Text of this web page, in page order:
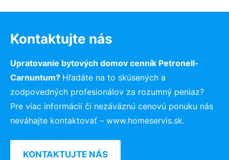
Kontaktujte nás
Upratovanie bytových domov cenník Petronell-
Carnuntum? Hľadáte na to skúsených a
zodpovedných profesionálov za rozumný peniaz?
Pre viac informácií či nezáväznú cenovú ponuku nás
neváhajte kontaktovať – www.homeservis.sk.
KONTAKTUJTE NÁS